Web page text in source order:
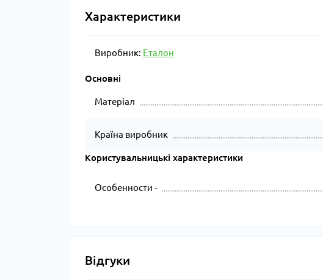
Характеристики
Виробник: Еталон
Основні
Матеріал
Країна виробник
Користувальницькі характеристики
Особенности -
Відгуки